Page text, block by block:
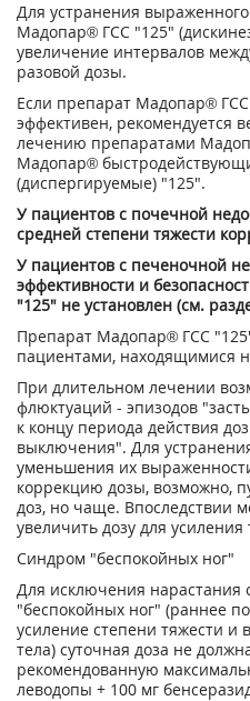
Для устранения
Мадопар® ГСС "125"
увеличение интервалов
разовой дозы.
Если препарат Мадопар®
эффективен, рекомендуется
лечению препаратами
Мадопар®
(диспергируемые) "125".
У пациентов с почечной
средней степени тяжести
У пациентов с печеночной
эффективности и
"125" не установлен (см.
Препарат Мадопар® ГСС
пациентами, находящимися
При длительном лечении
флюктуаций - эпизодов
к концу периода действия
выключения". Для
уменьшения их
коррекцию дозы, возможно,
доз, но чаще. Впоследствии
увеличить дозу для
Синдром "беспокойных ног"
Для исключения нарастания
"беспокойных ног" (раннее
усиление степени тяжести и
тела) суточная доза не
рекомендованную
леводопы + 100 мг